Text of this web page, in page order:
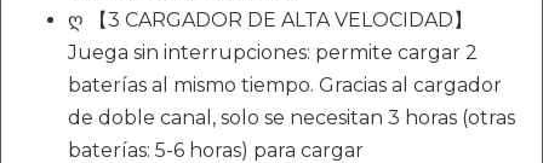
ღ 【3 CARGADOR DE ALTA VELOCIDAD】
Juega sin interrupciones: permite cargar 2
baterías al mismo tiempo. Gracias al cargador
de doble canal, solo se necesitan 3 horas (otras
baterías: 5-6 horas) para cargar